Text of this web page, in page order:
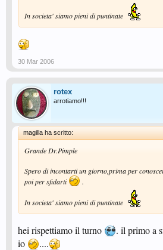
In societa' siamo pieni di puntinate
30 Mar 2006
rotex
arrotiamo!!!
magilla ha scritto:
Grande Dr.Pimple
Spero di incontarti un giorno,prima per
poi per sfidarti
.
In societa' siamo pieni di puntinate
hei rispettiamo il turno
. il primo a
io
....